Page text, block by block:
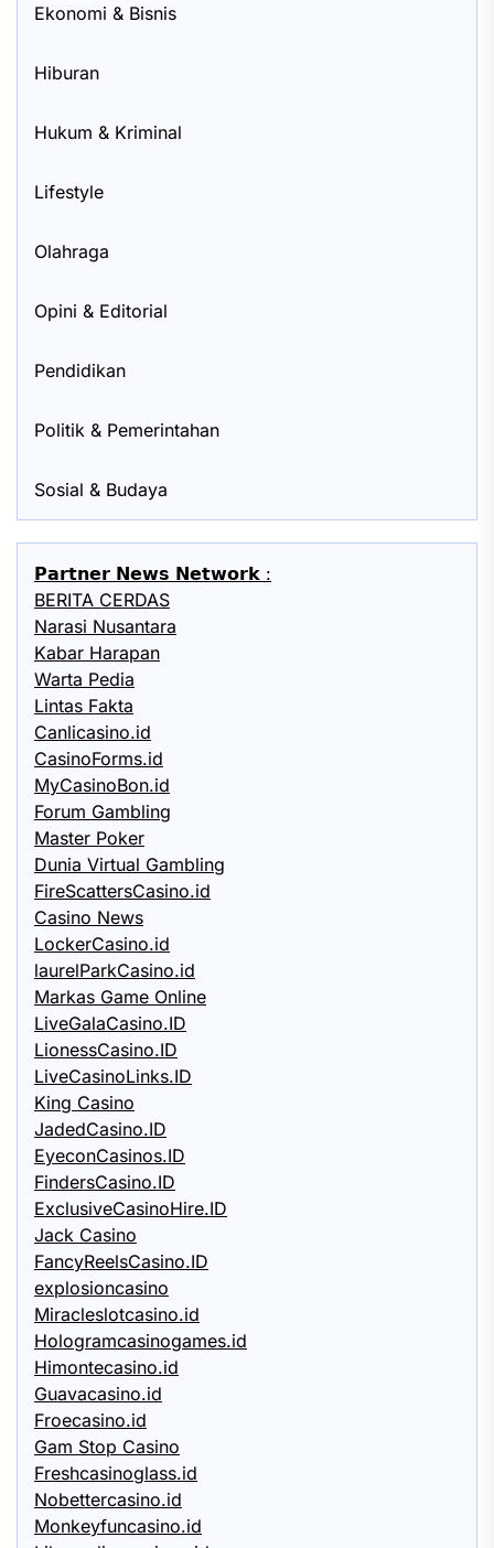
Ekonomi & Bisnis
Hiburan
Hukum & Kriminal
Lifestyle
Olahraga
Opini & Editorial
Pendidikan
Politik & Pemerintahan
Sosial & Budaya
𝗣𝗮𝗿𝘁𝗻𝗲𝗿 𝗡𝗲𝘄𝘀 𝗡𝗲𝘁𝘄𝗼𝗿𝗸 :
BERITA CERDAS
Narasi Nusantara
Kabar Harapan
Warta Pedia
Lintas Fakta
Canlicasino.id
CasinoForms.id
MyCasinoBon.id
Forum Gambling
Master Poker
Dunia Virtual Gambling
FireScattersCasino.id
Casino News
LockerCasino.id
laurelParkCasino.id
Markas Game Online
LiveGalaCasino.ID
LionessCasino.ID
LiveCasinoLinks.ID
King Casino
JadedCasino.ID
EyeconCasinos.ID
FindersCasino.ID
ExclusiveCasinoHire.ID
Jack Casino
FancyReelsCasino.ID
explosioncasino
Miracleslotcasino.id
Hologramcasinogames.id
Himontecasino.id
Guavacasino.id
Froecasino.id
Gam Stop Casino
Freshcasinoglass.id
Nobettercasino.id
Monkeyfuncasino.id